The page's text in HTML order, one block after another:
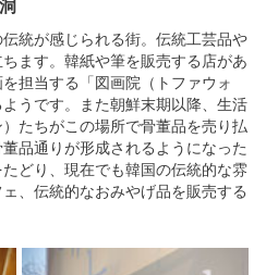
統が感じられる街。伝統工芸品や
ます。韓紙や筆を販売する店があ
担当する「図画院（トファウォ
うです。また朝鮮末期以降、生活
たちがこの場所で骨董品を売り払
品通りが形成されるようになった
どり、現在でも韓国の伝統的な雰
、伝統的なおみやげ品を販売する